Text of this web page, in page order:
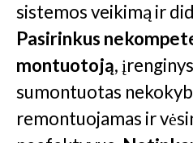
sistemos veikimą ir
Pasirinkus
montuotoją,
sumontuotas
remontuojamas ir